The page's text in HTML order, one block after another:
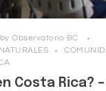
by Observatorio BC
Costa Rica?